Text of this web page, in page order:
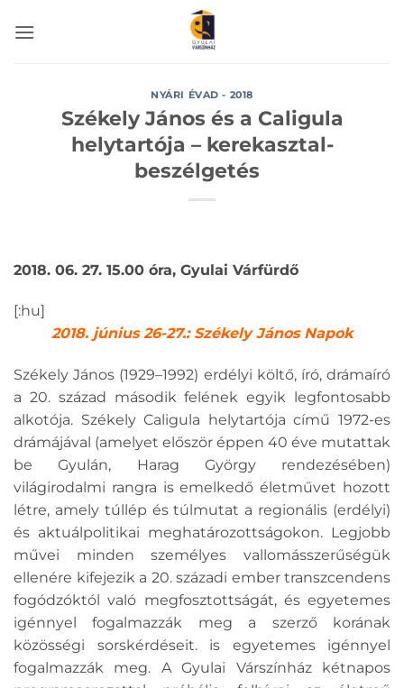
NYÁRI ÉVAD - 2018
Székely János és a Caligula
helytartója – kerekasztal-
beszélgetés
2018. 06. 27. 15.00 óra, Gyulai Várfürdő
[:hu]
2018. június 26-27.: Székely János Napok
Székely János (1929–1992) erdélyi költő, író, drámaíró
a 20. század második felének egyik legfontosabb
alkotója. Székely Caligula helytartója című 1972-es
drámájával (amelyet először éppen 40 éve mutattak
be Gyulán, Harag György rendezésében)
világirodalmi rangra is emelkedő életművet hozott
létre, amely túllép és túlmutat a regionális (erdélyi)
és aktuálpolitikai meghatározottságokon. Legjobb
művei minden személyes vallomásszerűségük
ellenére kifejezik a 20. századi ember transzcendens
fogódzóktól való megfosztottságát, és egyetemes
igénnyel fogalmazzák meg a szerző korának
közösségi sorskérdéseit. is egyetemes igénnyel
fogalmazzák meg. A Gyulai Várszínház kétnapos